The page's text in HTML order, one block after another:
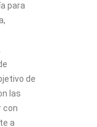
para
de
las
con
a